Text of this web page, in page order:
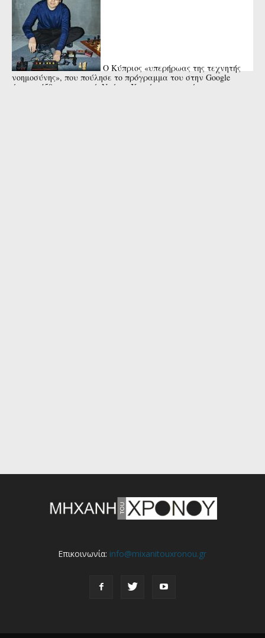
Ο Κύπριος «υπερήρωας της τεχνητής
νοημοσύνης», που πούλησε το πρόγραμμα του στην Google
έναντι 450 εκατ. ευρώ. Ντέμης Χασάμπης, ο σπάνιος
Επικοινωνία: info@mixanitouxronou.gr